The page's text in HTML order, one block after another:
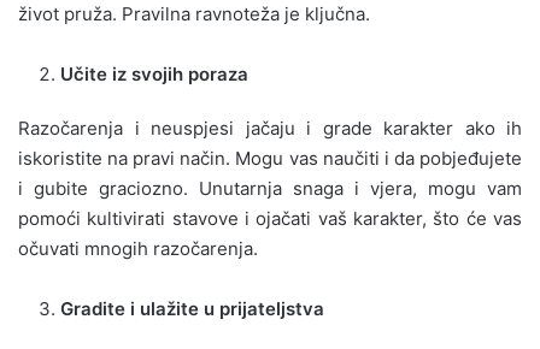
život pruža. Pravilna ravnoteža je ključna.
Učite iz svojih poraza
Razočarenja i neuspjesi jačaju i grade karakter ako ih
iskoristite na pravi način. Mogu vas naučiti i da pobjeđujete
i gubite graciozno. Unutarnja snaga i vjera, mogu vam
pomoći kultivirati stavove i ojačati vaš karakter, što će vas
očuvati mnogih razočarenja.
Gradite i ulažite u prijateljstva